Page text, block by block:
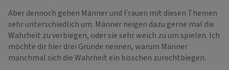
Aber dennoch gehen Männer und Frauen mit diesen Themen
sehr unterschiedlich um. Männer neigen dazu gerne mal die
Wahrheit zu verbiegen, oder sie sehr weich zu um spielen. Ich
möchte dir hier drei Gründe nennen, warum Männer
manchmal sich die Wahrheit ein bisschen zurechtbiegen.